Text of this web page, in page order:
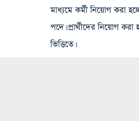
মাধ্যমে কর্মী নিয়োগ
পদে। প্রার্থীদের নিয়োগ করা
ভিত্তিতে।